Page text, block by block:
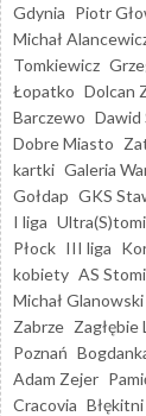
Gdynia Piotr
Michał
Tomkiewicz
Łopatko Dolcan
Barczewo Dawid
Dobre Miasto
kartki Galeria
Gołdap GKS
I liga
Płock III liga
kobiety AS
Michał Glanowski
Zabrze Zagłębie
Poznań
Adam Zejer
Cracovia